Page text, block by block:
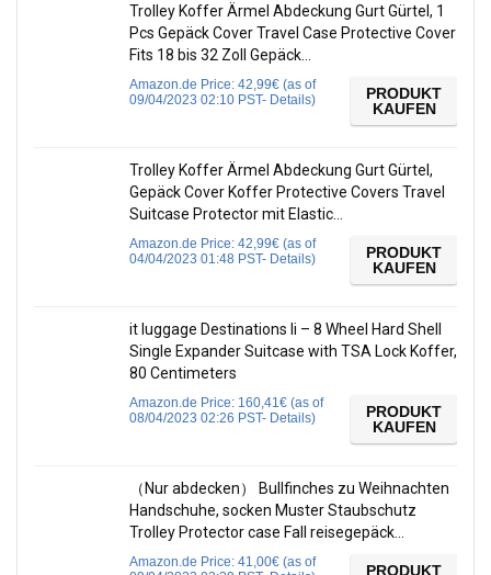
Trolley Koffer Ärmel Abdeckung Gurt Gürtel, 1
Pcs Gepäck Cover Travel Case Protective Cover
Fits 18 bis 32 Zoll Gepäck…
Amazon.de Price: 42,99€ (as of
09/04/2023 02:10 PST- Details)
PRODUKT
KAUFEN
Trolley Koffer Ärmel Abdeckung Gurt Gürtel,
Gepäck Cover Koffer Protective Covers Travel
Suitcase Protector mit Elastic…
Amazon.de Price: 42,99€ (as of
04/04/2023 01:48 PST- Details)
PRODUKT
KAUFEN
it luggage Destinations Ii – 8 Wheel Hard Shell
Single Expander Suitcase with TSA Lock Koffer,
80 Centimeters
Amazon.de Price: 160,41€ (as of
08/04/2023 02:26 PST- Details)
PRODUKT
KAUFEN
（Nur abdecken） Bullfinches zu Weihnachten
Handschuhe, socken Muster Staubschutz
Trolley Protector case Fall reisegepäck…
Amazon.de Price: 41,00€ (as of
PRODUKT